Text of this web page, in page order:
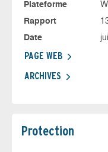
Plateforme
Rapport
Date
PAGE WEB
ARCHIVES
Protection